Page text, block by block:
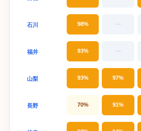
石川 98% —
福井 93% —
山梨 93% 97%
長野 70% 91%